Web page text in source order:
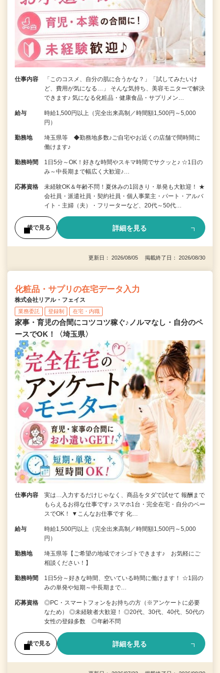
仕事内容
「このコスメ、自分の肌に合うかな？」「試してみたいけ
ど、費用が気になる…」 そんな気持ち、美容モニターで解決
できます♪ 気になる化粧品・健康食品・サプリメン…
給与
時給1,500円以上（完全出来高制／時間額1,500円～5,000
円）
勤務地
埼玉県等 ◆勤務地多数♪ご自宅やお近くの店舗で間時間に
働けます♪
勤務時間
1日5分～OK！好きな時間やスキマ時間でサクッと♪ ☆1日の
み～中長期まで幅広く大歓迎♪…
応募資格
未経験OK＆年齢不問！夏休みの1回きり・単発も大歓迎！ ★
会社員・派遣社員・契約社員・個人事業主・パート・アルバ
イト・主婦（夫）・フリーターなど、20代～50代…
後で見る 詳細を見る
更新日： 2026/08/05 掲載終了日： 2026/08/30
化粧品・サプリの在宅データ入力
株式会社リアル・フェイス
業務委託 登録制 在宅・内職
家事・育児の合間にコツコツ稼ぐ♪ノルマなし・自分のペ
ースでOK！〈埼玉県〉
仕事内容
実は…入力するだけじゃなく、商品をタダで試せて 報酬まで
もらえるお得な仕事です♪ スマホ1台・完全在宅・自分のペー
スでOK！ ▼こんなお仕事です 化…
給与
時給1,500円以上（完全出来高制／時間額1,500円～5,000
円）
勤務地
埼玉県等【ご希望の地域でオシゴトできます♪ お気軽にご
相談ください！】
勤務時間
1日5分～好きな時間、空いている時間に働けます！ ☆1回の
みの単発や短期～中長期まで…
応募資格
◎PC・スマートフォンをお持ちの方（※アンケートに必要
なため） ◎未経験者大歓迎！ ◎20代、30代、40代、50代の
女性の登録多数 ◎年齢不問
後で見る 詳細を見る